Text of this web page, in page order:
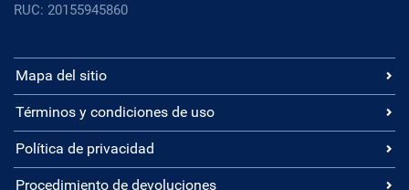
RUC: 20155945860
Mapa del sitio
Términos y condiciones de uso
Política de privacidad
Procedimiento de devoluciones